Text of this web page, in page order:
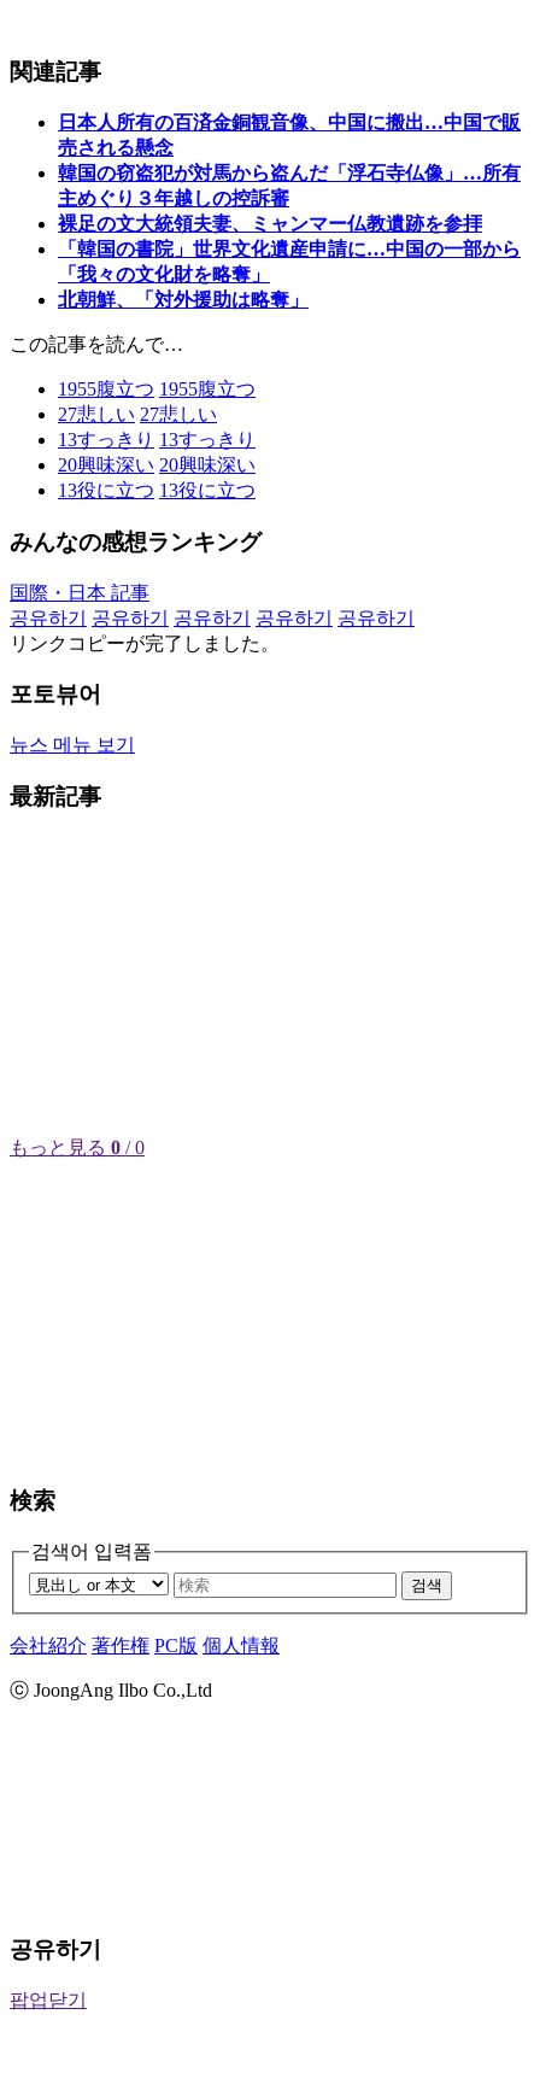
関連記事
日本人所有の百済金銅観音像、中国に搬出…中国で販
売される懸念
韓国の窃盗犯が対馬から盗んだ「浮石寺仏像」…所有
主めぐり３年越しの控訴審
裸足の文大統領夫妻、ミャンマー仏教遺跡を参拝
「韓国の書院」世界文化遺産申請に…中国の一部から
「我々の文化財を略奪」
北朝鮮、「対外援助は略奪」
この記事を読んで…
1955腹立つ 1955腹立つ
27悲しい 27悲しい
13すっきり 13すっきり
20興味深い 20興味深い
13役に立つ 13役に立つ
みんなの感想ランキング
国際・日本 記事
공유하기
공유하기 공유하기 공유하기
공유하기
リンクコピーが完了しました。
포토뷰어
뉴스 메뉴 보기
最新記事
もっと見る 0 / 0
検索
검색어 입력폼
검색
会社紹介 著作権 PC版 個人情報
ⓒ JoongAng Ilbo Co.,Ltd
공유하기
팝업닫기